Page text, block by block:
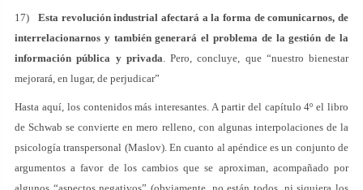
17) Esta revolución industrial afectará a la forma de comunicarnos, de
interrelacionarnos y también generará el problema de la gestión de la
información pública y privada. Pero, concluye, que “nuestro bienestar
mejorará, en lugar, de perjudicar”
Hasta aquí, los contenidos más interesantes. A partir del capítulo 4º el libro
de Schwab se convierte en mero relleno, con algunas interpolaciones de la
psicología transpersonal (Maslov). En cuanto al apéndice es un conjunto de
argumentos a favor de los cambios que se aproximan, acompañado por